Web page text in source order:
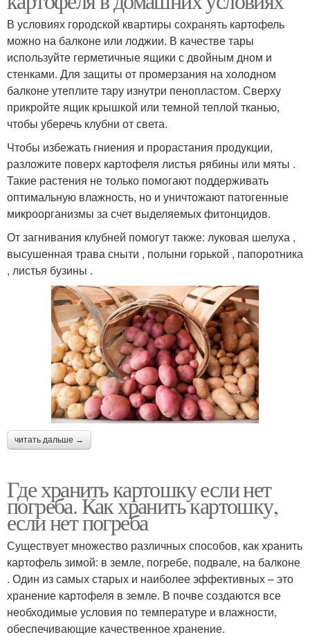
В условиях городской квартиры сохранять картофель
можно на балконе или лоджии. В качестве тары
используйте герметичные ящики с двойным дном и
стенками. Для защиты от промерзания на холодном
балконе утеплите тару изнутри пенопластом. Сверху
прикройте ящик крышкой или темной теплой тканью,
чтобы уберечь клубни от света.
Чтобы избежать гниения и прорастания продукции,
разложите поверх картофеля листья рябины или мяты .
Такие растения не только помогают поддерживать
оптимальную влажность, но и уничтожают патогенные
микроорганизмы за счет выделяемых фитонцидов.
От загнивания клубней помогут также: луковая шелуха ,
высушенная трава сныти , полыни горькой , папоротника
, листья бузины .
читать дальше →
Где хранить картошку если нет
погреба. Как хранить картошку,
если нет погреба
Существует множество различных способов, как хранить
картофель зимой: в земле, погребе, подвале, на балконе
. Один из самых старых и наиболее эффективных – это
хранение картофеля в земле. В почве создаются все
необходимые условия по температуре и влажности,
обеспечивающие качественное хранение.